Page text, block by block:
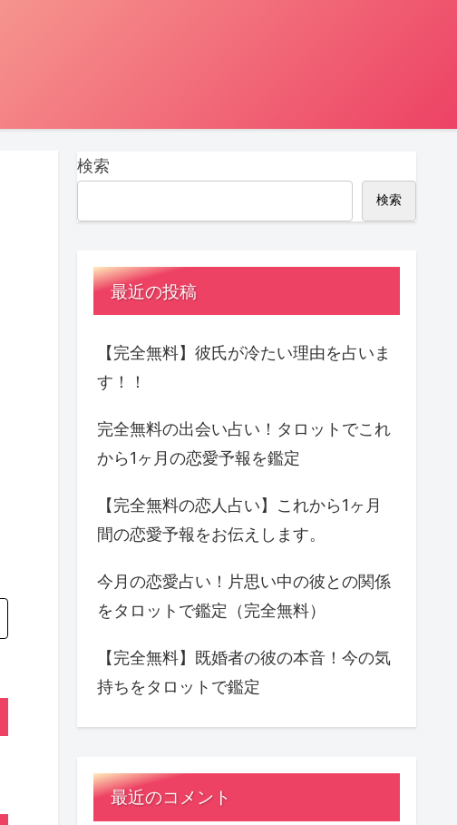
検索
検索
最近の投稿
【完全無料】彼氏が冷たい理由を占いま
す！！
完全無料の出会い占い！タロットでこれ
から1ヶ月の恋愛予報を鑑定
【完全無料の恋人占い】これから1ヶ月
間の恋愛予報をお伝えします。
今月の恋愛占い！片思い中の彼との関係
をタロットで鑑定（完全無料）
【完全無料】既婚者の彼の本音！今の気
持ちをタロットで鑑定
最近のコメント